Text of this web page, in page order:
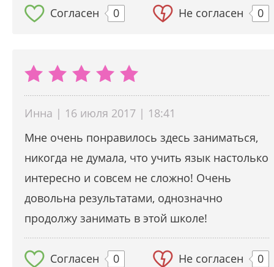
Согласен 0 Не согласен 0
Инна | 16 июля 2017 | 18:41
Мне очень понравилось здесь заниматься,
никогда не думала, что учить язык настолько
интересно и совсем не сложно! Очень
довольна результатами, однозначно
продолжу занимать в этой школе!
Согласен 0 Не согласен 0